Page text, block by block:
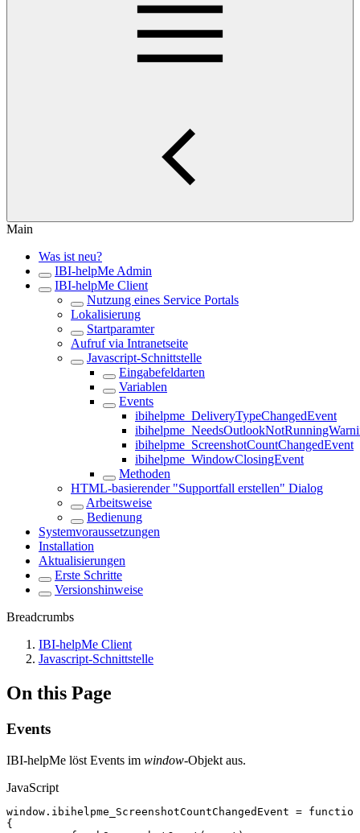
Main
Was ist neu?
IBI-helpMe Admin
IBI-helpMe Client
Nutzung eines Service Portals
Lokalisierung
Startparamter
Aufruf via Intranetseite
Javascript-Schnittstelle
Eingabefeldarten
Variablen
Events
ibihelpme_DeliveryTypeChangedEvent
ibihelpme_ScreenshotCountChangedEvent
ibihelpme_WindowClosingEvent
Methoden
HTML-basierender "Supportfall erstellen" Dialog
Arbeitsweise
Bedienung
Systemvoraussetzungen
Installation
Aktualisierungen
Erste Schritte
Versionshinweise
Breadcrumbs
IBI-helpMe Client
Javascript-Schnittstelle
On this Page
Events
IBI-helpMe löst Events im window-Objekt aus.
JavaScript
window . ibihelpme_ScreenshotCountChangedEvent = function
{